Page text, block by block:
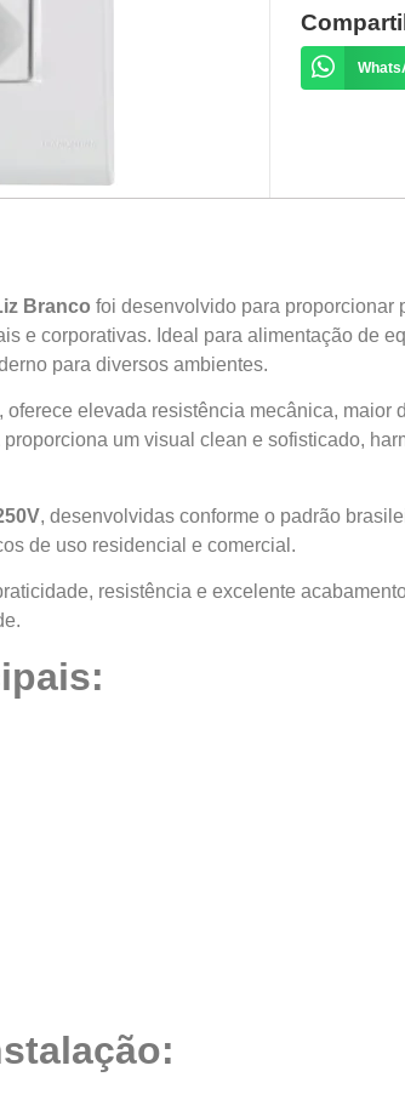
Branco foi desenvolvido para proporcionar
e corporativas. Ideal para alimentação de
para diversos ambientes.
elevada resistência mecânica,
proporciona um visual clean e sofisticado,
, desenvolvidas conforme o padrão
de uso residencial e comercial.
resistência e excelente